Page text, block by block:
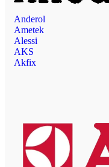
Anderol
Ametek
Alessi
AKS
Akfix